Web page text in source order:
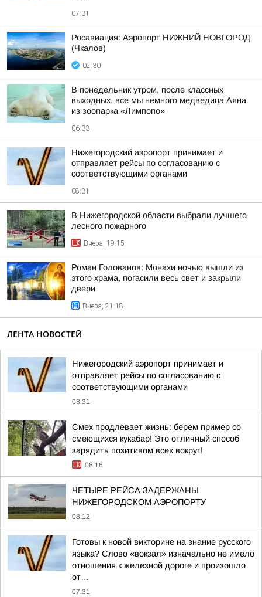
07:31
Росавиация: Аэропорт НИЖНИЙ НОВГОРОД
(Чкалов)
02:30
В понедельник утром, после классных
выходных, все мы немного медведица Аяна
из зоопарка «Лимпопо»
06:33
Нижегородский аэропорт принимает и
отправляет рейсы по согласованию с
соответствующими органами
08:31
В Нижегородской области выбрали лучшего
лесного пожарного
Вчера, 19:15
Роман Голованов: Монахи ночью вышли из
этого храма, погасили весь свет и закрыли
двери
Вчера, 21:18
ЛЕНТА НОВОСТЕЙ
Нижегородский аэропорт принимает и
отправляет рейсы по согласованию с
соответствующими органами
08:31
Смех продлевает жизнь: берем пример со
смеющихся кукабар! Это отличный способ
зарядить позитивом всех вокруг!
08:16
ЧЕТЫРЕ РЕЙСА ЗАДЕРЖАНЫ
НИЖЕГОРОДСКОМ АЭРОПОРТУ
08:12
Готовы к новой викторине на знание русского
языка? Слово «вокзал» изначально не имело
отношения к железной дороге и произошло
от…
07:31